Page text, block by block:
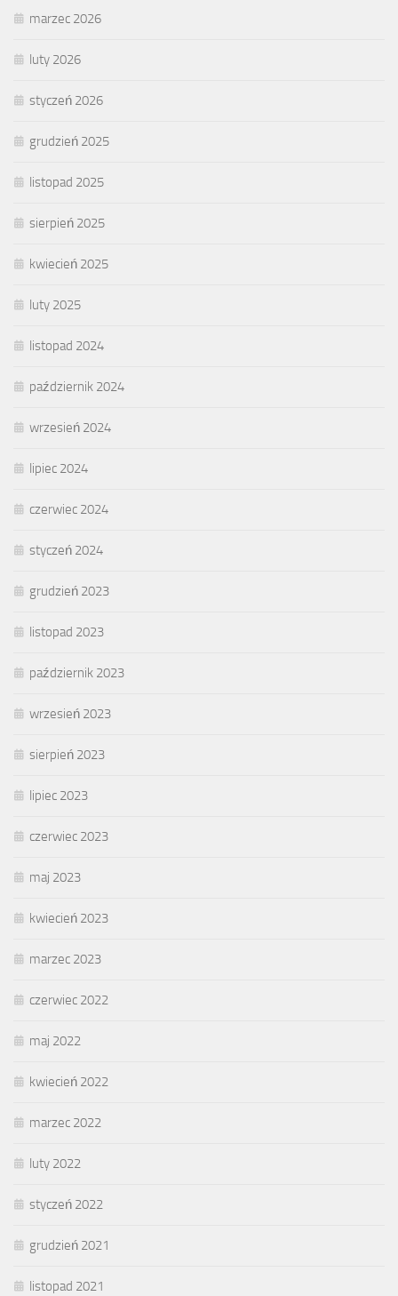
marzec 2026
luty 2026
styczeń 2026
grudzień 2025
listopad 2025
sierpień 2025
kwiecień 2025
luty 2025
listopad 2024
październik 2024
wrzesień 2024
lipiec 2024
czerwiec 2024
styczeń 2024
grudzień 2023
listopad 2023
październik 2023
wrzesień 2023
sierpień 2023
lipiec 2023
czerwiec 2023
maj 2023
kwiecień 2023
marzec 2023
czerwiec 2022
maj 2022
kwiecień 2022
marzec 2022
luty 2022
styczeń 2022
grudzień 2021
listopad 2021